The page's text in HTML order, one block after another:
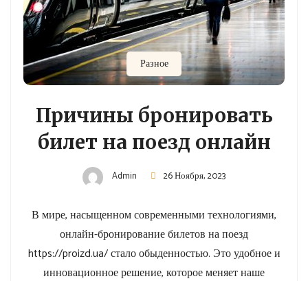
Разное
Причины бронировать
билет на поезд онлайн
Admin 26 Ноября, 2023
В мире, насыщенном современными технологиями,
онлайн-бронирование билетов на поезд
https://proizd.ua/ стало обыденностью. Это удобное и
инновационное решение, которое меняет наше